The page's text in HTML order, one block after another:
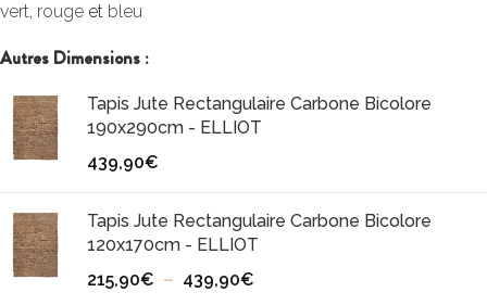
vert, rouge et bleu
Autres Dimensions :
Tapis Jute Rectangulaire Carbone Bicolore
190x290cm - ELLIOT
439,90€
Tapis Jute Rectangulaire Carbone Bicolore
120x170cm - ELLIOT
215,90€ – 439,90€